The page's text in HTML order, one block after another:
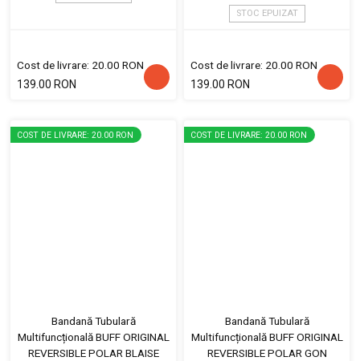
Cost de livrare: 20.00 RON
139.00 RON
STOC EPUIZAT
Cost de livrare: 20.00 RON
139.00 RON
COST DE LIVRARE: 20.00 RON
Bandană Tubulară
Multifuncțională BUFF ORIGINAL
REVERSIBLE POLAR BLAISE
COST DE LIVRARE: 20.00 RON
Bandană Tubulară
Multifuncțională BUFF ORIGINAL
REVERSIBLE POLAR GON